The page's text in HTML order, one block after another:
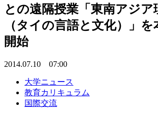
との遠隔授業「東南アジア
（タイの言語と文化）」を
開始
2014.07.10 07:00
大学ニュース
教育カリキュラム
国際交流